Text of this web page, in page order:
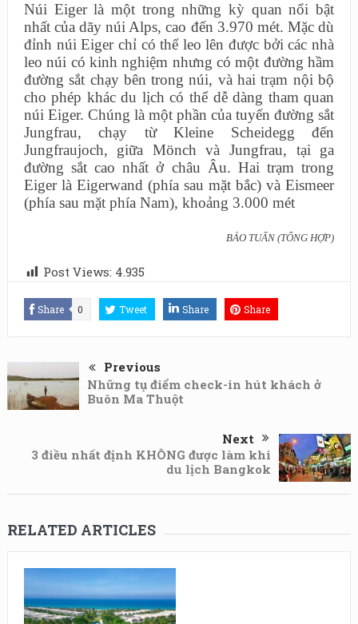
Núi Eiger là một trong những kỳ quan nổi bật
nhất của dãy núi Alps, cao đến 3.970 mét. Mặc dù
đỉnh núi Eiger chỉ có thể leo lên được bởi các nhà
leo núi có kinh nghiệm nhưng có một đường hầm
đường sắt chạy bên trong núi, và hai trạm nội bộ
cho phép khác du lịch có thể dễ dàng tham quan
núi Eiger. Chúng là một phần của tuyến đường sắt
Jungfrau, chạy từ Kleine Scheidegg đến
Jungfraujoch, giữa Mönch và Jungfrau, tại ga
đường sắt cao nhất ở châu Âu. Hai trạm trong
Eiger là Eigerwand (phía sau mặt bắc) và Eismeer
(phía sau mặt phía Nam), khoảng 3.000 mét
BẢO TUẤN (TỔNG HỢP)
Post Views: 4.935
Share 0 Tweet Share Share
Previous
Những tụ điểm check-in hút khách ở
Buôn Ma Thuột
Next
3 điều nhất định KHÔNG được làm khi
du lịch Bangkok
RELATED ARTICLES